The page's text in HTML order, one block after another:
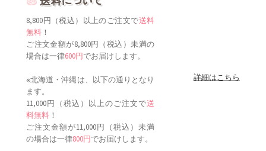
8,800円（税込）以上のご注文で送料
無料 ！
ご注文金額が8,800円（税込）未満の
場合は一律600円でお届けします。
※北海道・沖縄は、以下の通りとなり
ます。
11,000円（税込）以上のご注文で送
料無料 ！
ご注文金額が11,000円（税込）未満
の場合は一律800円でお届けします。
詳細はこちら